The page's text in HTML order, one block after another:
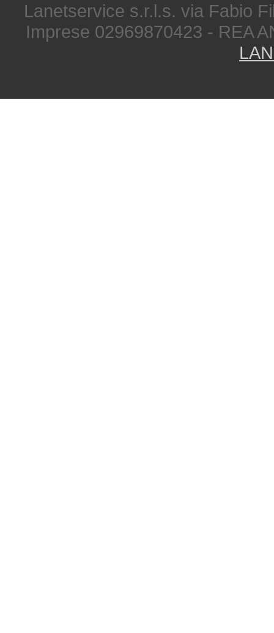
Lanetservice s.r.l.s. via Fabio
Imprese 02969870423 - REA